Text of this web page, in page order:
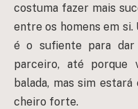
costuma fazer mais
entre os homens em si.
é o sufiente para
parceiro, até porque
balada, mas sim
cheiro forte.